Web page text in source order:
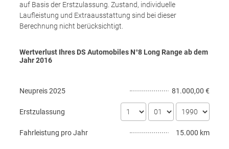
auf Basis der Erstzulassung. Zustand, individuelle
Laufleistung und Extraausstattung sind bei dieser
Berechnung nicht berücksichtigt.
Wertverlust Ihres DS Automobiles N°8 Long Range ab dem
Jahr2016
Neupreis2025 81.000,00 €
Erstzulassung
Fahrleistung pro Jahr 15.000 km